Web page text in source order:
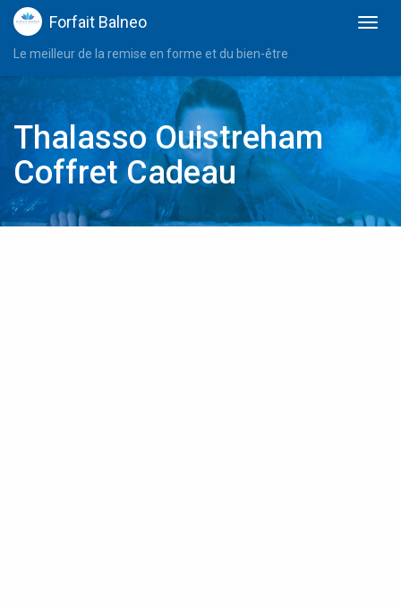
Forfait Balneo
Le meilleur de la remise en forme et du bien-être
Thalasso Ouistreham
Coffret Cadeau